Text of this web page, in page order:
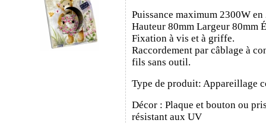
Puissance maximum 2300W
Hauteur 80mm Largeur 80mm
Fixation à vis et à griffe.
Raccordement par câblage à
fils sans outil.
Type de produit: Appareillage
Décor : Plaque et bouton ou
résistant aux UV